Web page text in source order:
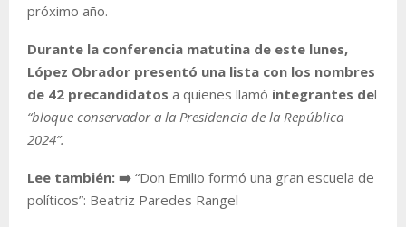
próximo año.
Durante la conferencia matutina de este lunes,
López Obrador presentó una lista con los nombres
de 42 precandidatos a quienes llamó integrantes del
“bloque conservador a la Presidencia de la República
2024”.
Lee también: ➡️ “Don Emilio formó una gran escuela de
políticos”: Beatriz Paredes Rangel